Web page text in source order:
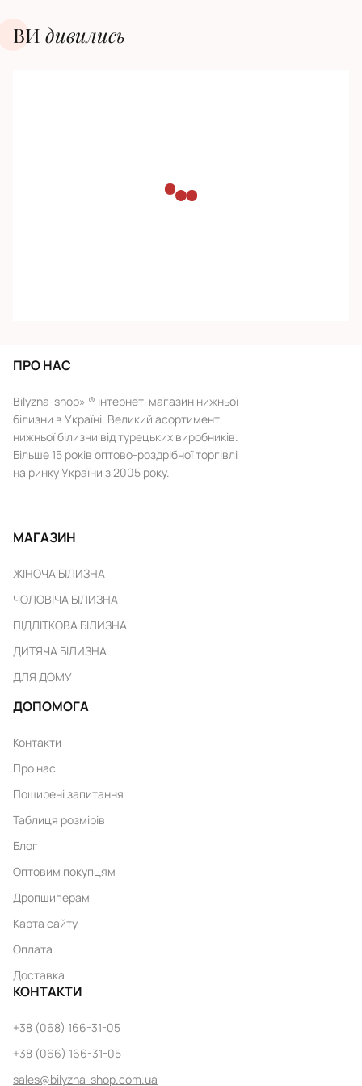
ВИ дивилиcь
ПРО НАС
Bilyzna-shop» ® інтернет-магазин нижньої
білизни в Україні. Великий асортимент
нижньої білизни від турецьких виробників.
Більше 15 років оптово-роздрібної торгівлі
на ринку України з 2005 року.
МАГАЗИН
ЖІНОЧА БІЛИЗНА
ЧОЛОВІЧА БІЛИЗНА
ПІДЛІТКОВА БІЛИЗНА
ДИТЯЧА БІЛИЗНА
ДЛЯ ДОМУ
ДОПОМОГА
Контакти
Про нас
Поширені запитання
Таблиця розмірів
Блог
Оптовим покупцям
Дропшиперам
Карта сайту
Оплата
Доставка
КОНТАКТИ
+38 (068) 166-31-05
+38 (066) 166-31-05
sales@bilyzna-shop.com.ua